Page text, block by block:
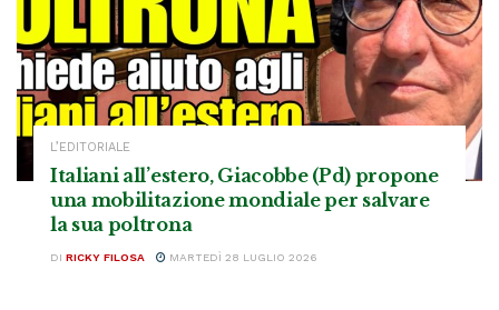
L’EDITORIALE
Italiani all’estero, Giacobbe (Pd) propone
una mobilitazione mondiale per salvare
la sua poltrona
DI RICKY FILOSA MARTEDÌ 28 LUGLIO 2026